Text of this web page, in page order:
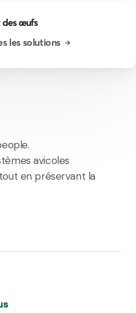
des œufs
les solutions
avicoles
en préservant la